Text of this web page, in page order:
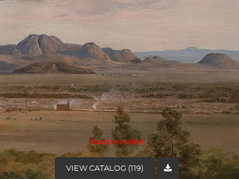
Auction ended
VIEW CATALOG (119)